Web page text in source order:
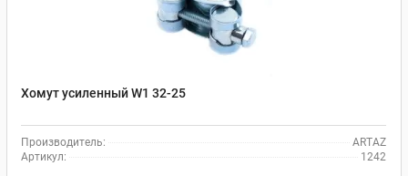
Хомут усиленный W1 32-25
Производитель:
ARTAZ
Артикул:
1242